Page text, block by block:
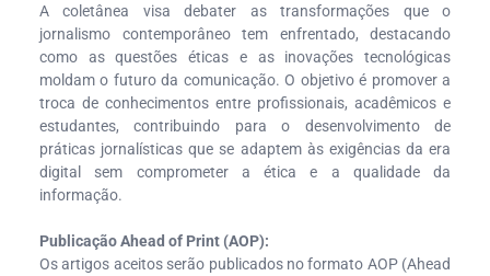
A coletânea visa debater as transformações que o
jornalismo contemporâneo tem enfrentado, destacando
como as questões éticas e as inovações tecnológicas
moldam o futuro da comunicação. O objetivo é promover a
troca de conhecimentos entre profissionais, acadêmicos e
estudantes, contribuindo para o desenvolvimento de
práticas jornalísticas que se adaptem às exigências da era
digital sem comprometer a ética e a qualidade da
informação.
Publicação Ahead of Print (AOP):
Os artigos aceitos serão publicados no formato AOP (Ahead